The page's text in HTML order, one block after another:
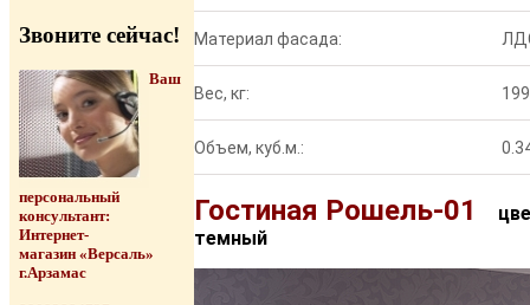
Звоните сейчас!
Ваш
персональный
консультант:
Интернет-
магазин «Версаль»
г.Арзамас
Материал фасада:
Вес, кг:
Объем, куб.м.:
Гостиная Рошель-01
темный